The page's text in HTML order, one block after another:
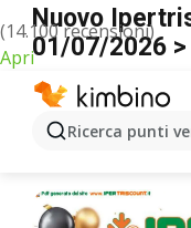
(14.100 recensioni)
Apri
Ricerca punti
Nuovo
01/07/2026